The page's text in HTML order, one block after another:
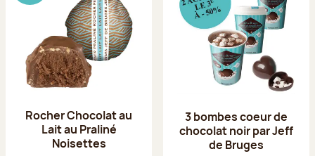
Rocher Chocolat au
Lait au Praliné
Noisettes
3 bombes coeur de
chocolat noir par Jeff
de Bruges